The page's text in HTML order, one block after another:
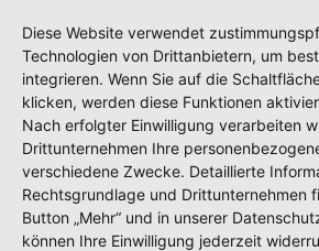
Diese Website verwendet
Technologien von Drittanbietern, um
integrieren. Wenn Sie auf die
klicken, werden diese Funktionen
Nach erfolgter Einwilligung verarbeiten
Drittunternehmen Ihre
verschiedene Zwecke. Detaillierte
Rechtsgrundlage und Drittunternehmen
Button „Mehr“ und in unserer
können Ihre Einwilligung jederzeit